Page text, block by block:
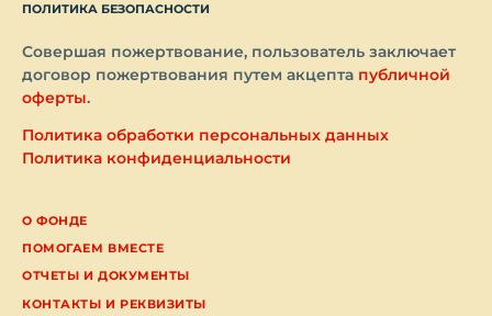
О ФОНДЕ
ПОМОГАЕМ ВМЕСТЕ
ОТЧЕТЫ И ДОКУМЕНТЫ
КОНТАКТЫ И РЕКВИЗИТЫ
ПОЛИТИКА БЕЗОПАСНОСТИ
Совершая пожертвование, пользователь заключает
договор пожертвования путем акцепта публичной
оферты.
Политика обработки персональных данных
Политика конфиденциальности